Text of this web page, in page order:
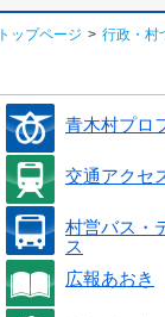
トップページ > 行政・村
青木村プロ
交通アクセ
村営バス・
ス
広報あおき